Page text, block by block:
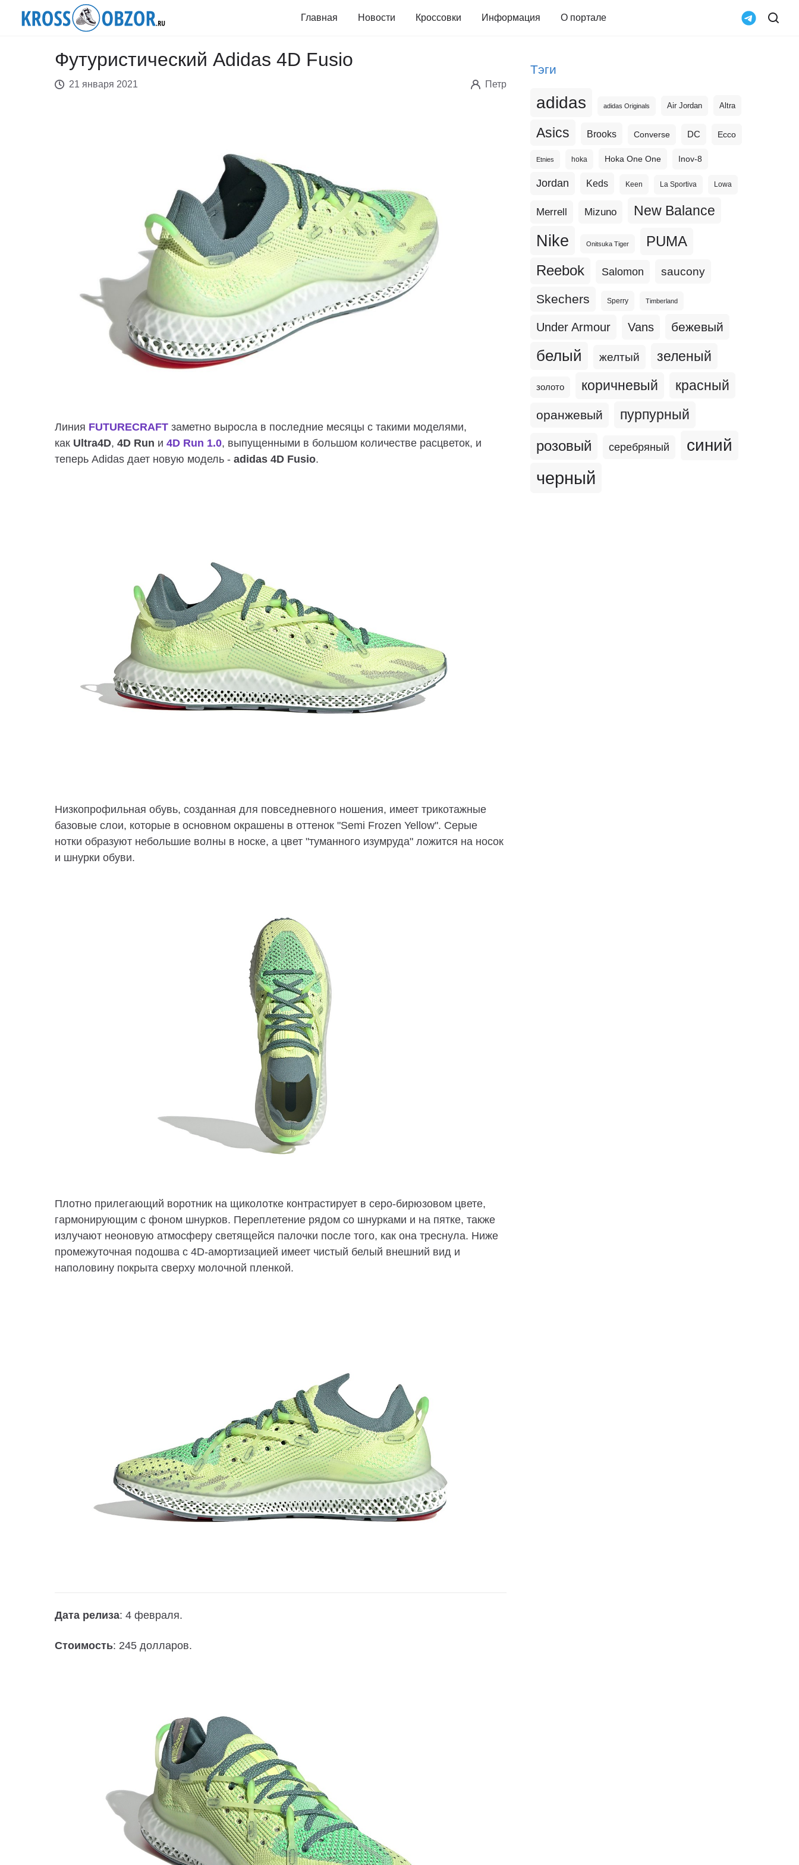
Главная Новости Кроссовки Информация О портале
Футуристический Adidas 4D Fusio
21 января 2021 Петр
Линия FUTURECRAFT заметно выросла в последние месяцы с такими моделями,
как Ultra4D, 4D Run и 4D Run 1.0, выпущенными в большом количестве расцветок, и
теперь Adidas дает новую модель - adidas 4D Fusio.
Низкопрофильная обувь, созданная для повседневного ношения, имеет трикотажные
базовые слои, которые в основном окрашены в оттенок "Semi Frozen Yellow". Серые
нотки образуют небольшие волны в носке, а цвет "туманного изумруда" ложится на носок
и шнурки обуви.
Плотно прилегающий воротник на щиколотке контрастирует в серо-бирюзовом цвете,
гармонирующим с фоном шнурков. Переплетение рядом со шнурками и на пятке, также
излучают неоновую атмосферу светящейся палочки после того, как она треснула. Ниже
промежуточная подошва с 4D-амортизацией имеет чистый белый внешний вид и
наполовину покрыта сверху молочной пленкой.
Дата релиза: 4 февраля.
Стоимость: 245 долларов.
Тэги
adidas adidas Originals Air Jordan Altra
Asics Brooks Converse DC Ecco
Etnies hoka Hoka One One Inov-8
Jordan Keds Keen La Sportiva Lowa
Merrell Mizuno New Balance
Nike Onitsuka Tiger PUMA
Reebok Salomon saucony
Skechers Sperry Timberland
Under Armour Vans бежевый
белый желтый зеленый
золото коричневый красный
оранжевый пурпурный
розовый серебряный синий
черный